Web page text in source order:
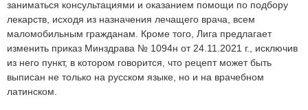
заниматься консультациями и оказанием помощи по подбору
лекарств, исходя из назначения лечащего врача, всем
маломобильным гражданам. Кроме того, Лига предлагает
изменить приказ Минздрава № 1094н от 24.11.2021 г., исключив
из него пункт, в котором говорится, что рецепт может быть
выписан не только на русском языке, но и на врачебном
латинском.